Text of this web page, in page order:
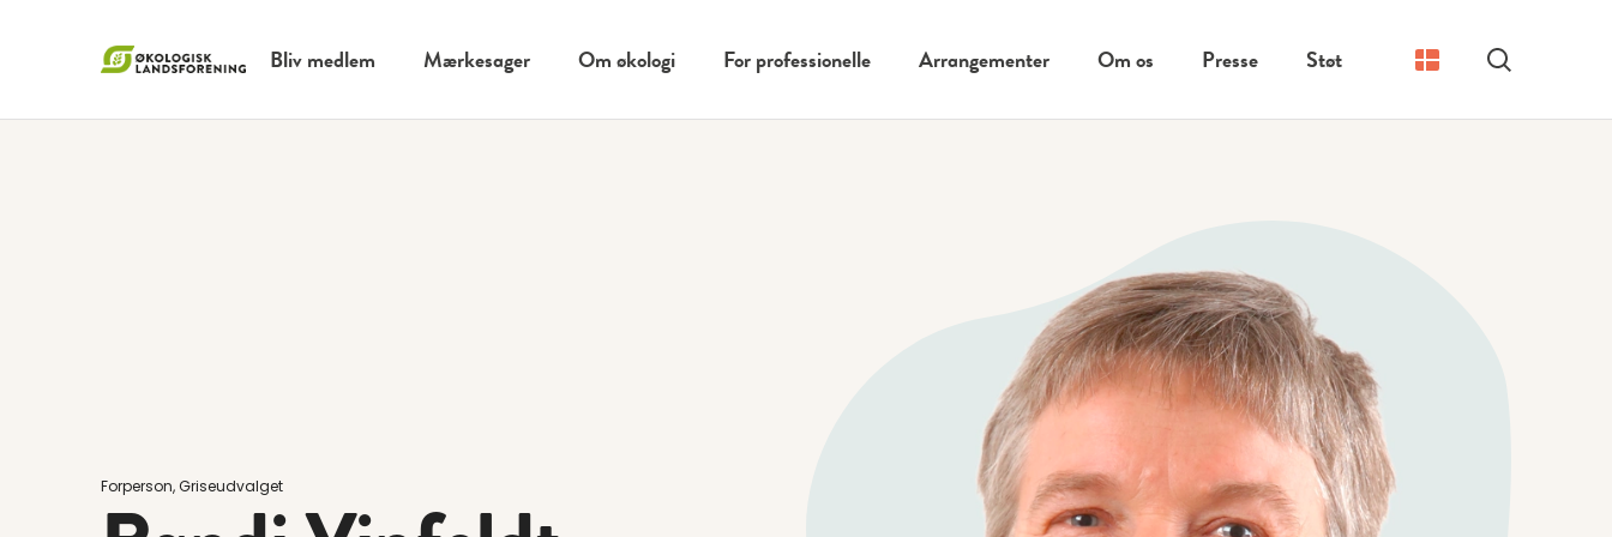
Bliv medlem Mærkesager Om økologi For professionelle Arrangementer Om os Presse Støt Søg
Forperson, Griseudvalget